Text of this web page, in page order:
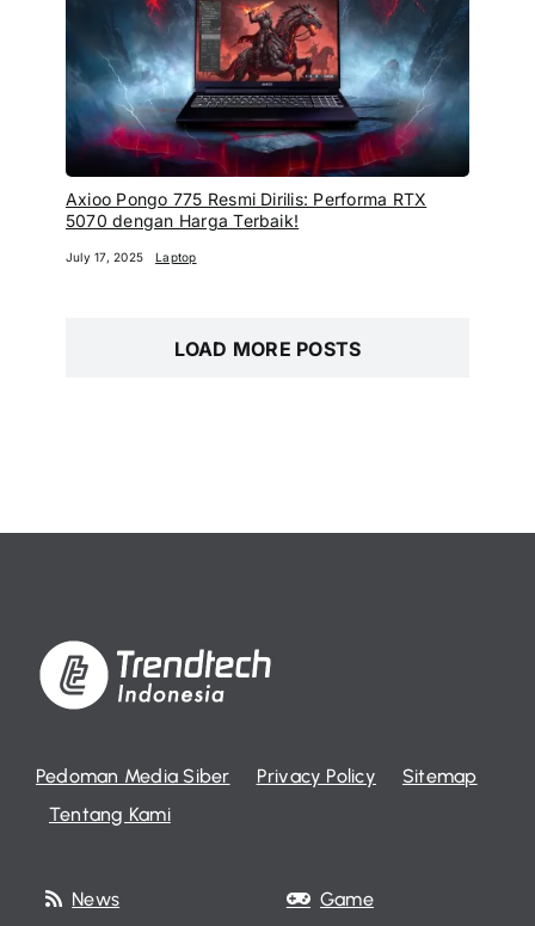
Axioo Pongo 775 Resmi Dirilis: Performa RTX
5070 dengan Harga Terbaik!
July 17, 2025 Laptop
LOAD MORE POSTS
Pedoman Media Siber Privacy Policy
Sitemap
Tentang Kami
News
Game